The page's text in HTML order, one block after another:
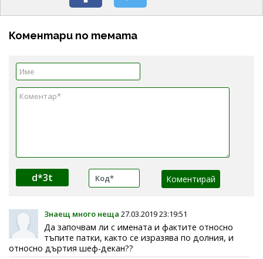
Коментари по темата
d*3t
Знаещ много неща 27.03.2019 23:19:51
Да започвам ли с имената и фактите относно
тъпите патки, както се изразява по долния, и
относно дъртия шеф-декан??